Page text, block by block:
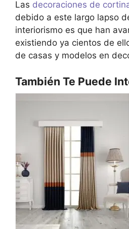
Las decoraciones de
debido a este largo lapso
interiorismo es que han
existiendo ya cientos de
de casas y modelos en
También Te Puede